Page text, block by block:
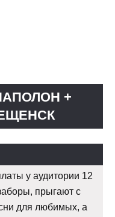
+
у аудитории 12
прыгают с
для любимых, а